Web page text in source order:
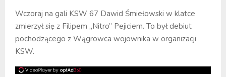
Wczoraj na gali KSW 67 Dawid Śmiełowski w klatce
zmierzył się z Filipem „Nitro” Pejiciem. To był debiut
pochodzącego z Wągrowca wojownika w organizacji
KSW.